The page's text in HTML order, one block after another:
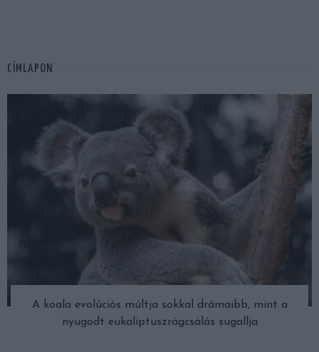
CÍMLAPON
A koala evolúciós múltja sokkal drámaibb, mint a
nyugodt eukaliptuszrágcsálás sugallja